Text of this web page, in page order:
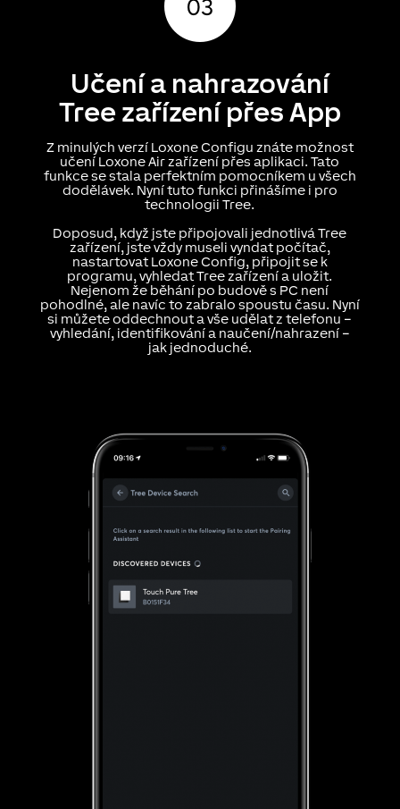
Učení a nahrazování
Tree zařízení přes App
Z minulých verzí Loxone Configu znáte možnost
učení Loxone Air zařízení přes aplikaci. Tato
funkce se stala perfektním pomocníkem u všech
dodělávek. Nyní tuto funkci přinášíme i pro
technologii Tree.
Doposud, když jste připojovali jednotlivá Tree
zařízení, jste vždy museli vyndat počítač,
nastartovat Loxone Config, připojit se k
programu, vyhledat Tree zařízení a uložit.
Nejenom že běhání po budově s PC není
pohodlné, ale navíc to zabralo spoustu času. Nyní
si můžete oddechnout a vše udělat z telefonu –
vyhledání, identifikování a naučení/nahrazení –
jak jednoduché.